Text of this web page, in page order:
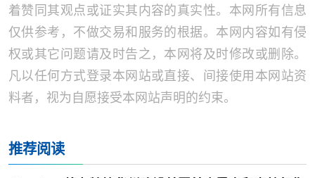
着赞同其观点或证实其内容的真实性。本网所有信息
仅供参考，不做交易和服务的根据。本网内容如有侵
权或其它问题请及时告之，本网将及时修改或删除。
凡以任何方式登录本网站或直接、间接使用本网站资
料者，视为自愿接受本网站声明的约束。
推荐阅读